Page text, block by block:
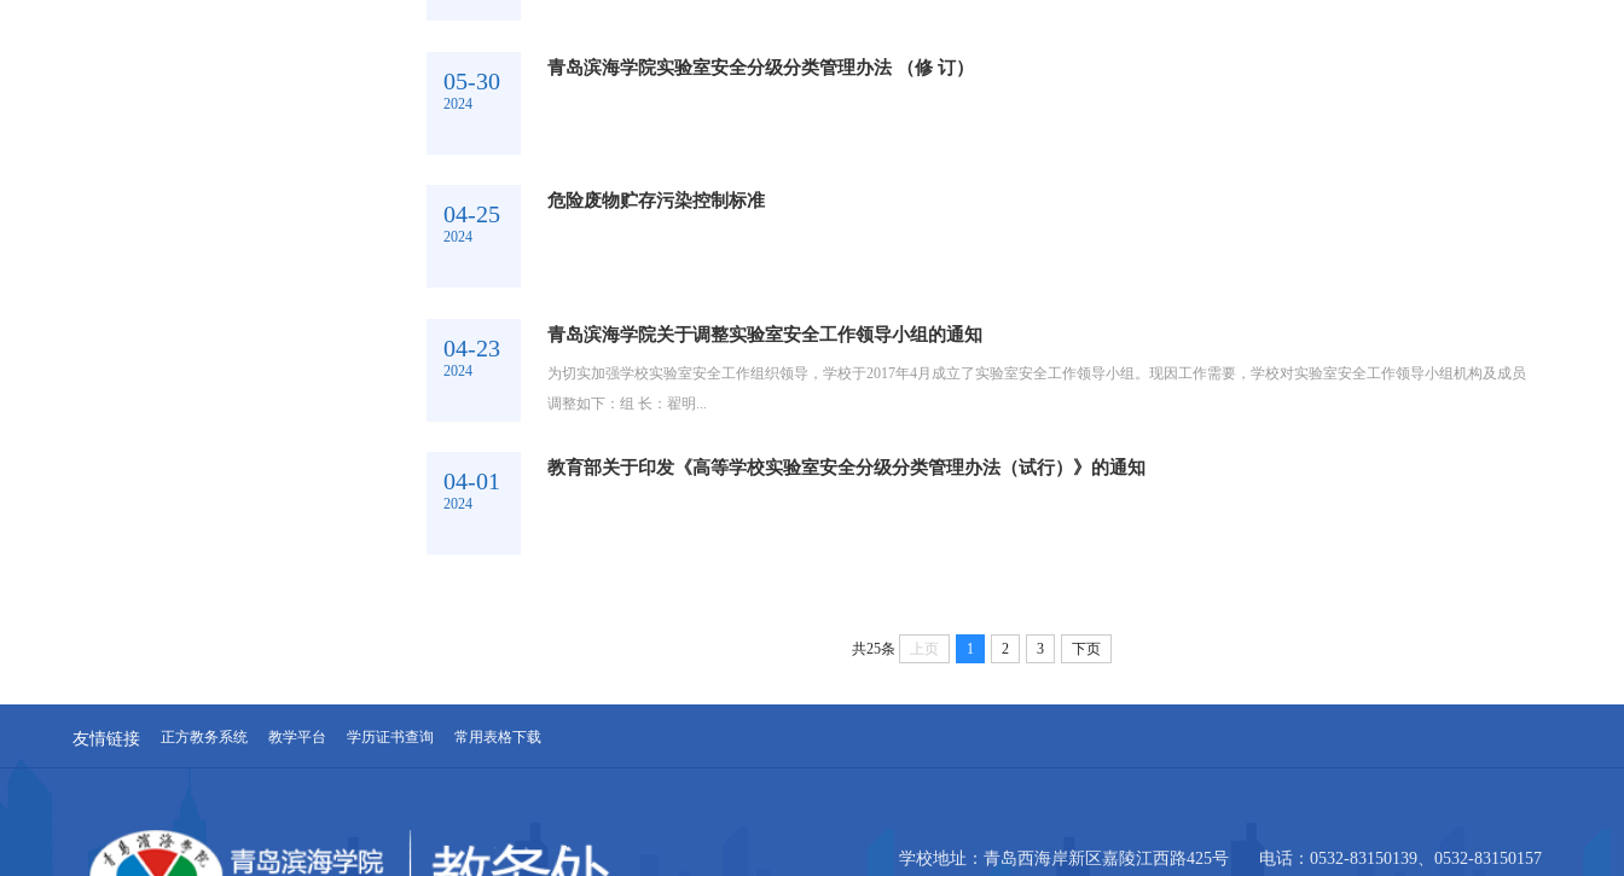
05-30
2024
青岛滨海学院实验室安全分级分类管理办法 （修 订）
04-25
2024
危险废物贮存污染控制标准
04-23
2024
青岛滨海学院关于调整实验室安全工作领导小组的通知
为切实加强学校实验室安全工作组织领导，学校于2017年4月成立了实验室安全工作领导小组。现因工作需要，学校对实验室安全工作领导小组机构及成员
调整如下：组 长：翟明...
04-01
2024
教育部关于印发《高等学校实验室安全分级分类管理办法（试行）》的通知
共25条 上页 1 2 3 下页
友情链接 正方教务系统 教学平台 学历证书查询 常用表格下载
学校地址：青岛西海岸新区嘉陵江西路425号 电话：0532-83150139、0532-83150157